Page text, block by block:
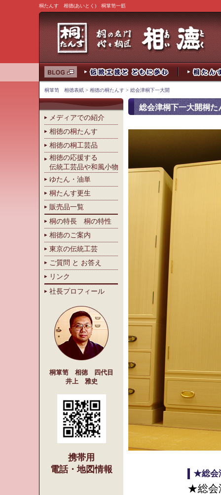
桐たんす 相徳(あいとく) 桐箪笥一筋
桐箪笥 相徳表紙 > 相徳の桐たんす > 総会津桐下一大開
メディアでの紹介
相徳の桐たんす
相徳の桐工芸品
相徳の応援する
伝統工芸品や和風小物
ゆたん・油単
桐たんす更生
販売品一覧
桐の特長 桐の特性
相徳のご案内
東京の伝統工芸
ご質問 と お答え
リンク
社長プロフィール
桐箪笥 相徳 四代目
井上 雅史
携帯用
電話・地図情報
総会津桐下一大開桐た
★総会
★総会